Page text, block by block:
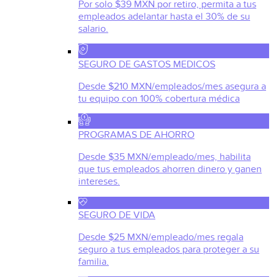
Por solo $39 MXN por retiro, permita a tus
empleados adelantar hasta el 30% de su
salario.
SEGURO DE GASTOS MEDICOS
Desde $210 MXN/empleados/mes asegura a
tu equipo con 100% cobertura médica
PROGRAMAS DE AHORRO
Desde $35 MXN/empleado/mes, habilita
que tus empleados ahorren dinero y ganen
intereses.
SEGURO DE VIDA
Desde $25 MXN/empleado/mes regala
seguro a tus empleados para proteger a su
familia.